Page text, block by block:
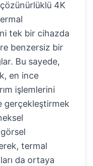
4K
tek bir cihazda
benzersiz bir
Bu sayede,
en ince
işlemlerini
gerçekleştirmek
termal
da ortaya